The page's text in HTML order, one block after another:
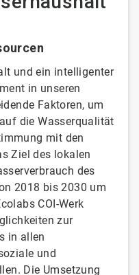
und ein intelligenter
in unseren
Faktoren, um
die Wasserqualität
mit den
Ziel des lokalen
des
2018 bis 2030 um
COI-Werk
zur
in allen
und
Die Umsetzung